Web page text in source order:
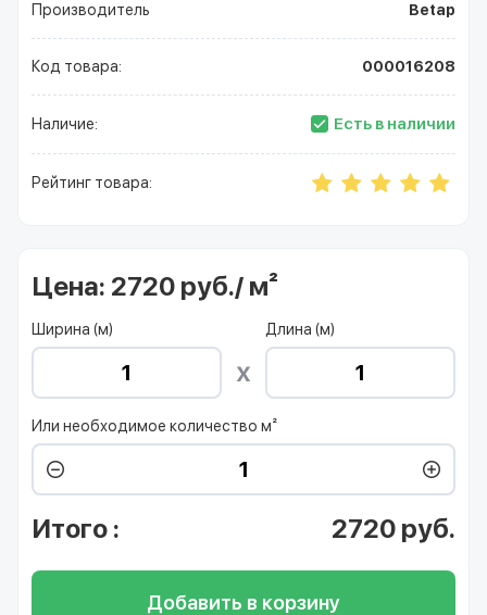
Производитель Betap
Код товара: 000016208
Наличие: Есть в наличии
Рейтинг товара:
Цена: 2720 руб./ м²
Ширина (м) Длина (м)
Или необходимое количество м²
Итого : 2720 руб.
Добавить в корзину